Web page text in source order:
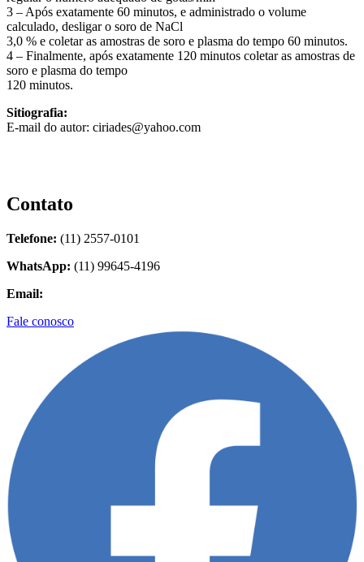
3 – Após exatamente 60 minutos, e administrado o volume
calculado, desligar o soro de NaCl
3,0 % e coletar as amostras de soro e plasma do tempo 60 minutos.
4 – Finalmente, após exatamente 120 minutos coletar as amostras de
soro e plasma do tempo
120 minutos.
Sitiografia:
E-mail do autor: ciriades@yahoo.com
Contato
Telefone: (11) 2557-0101
WhatsApp: (11) 99645-4196
Email:
Fale conosco